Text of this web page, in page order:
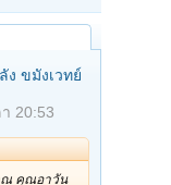
ง ขมังเวทย์
20:53
ณ คุณอาวัน